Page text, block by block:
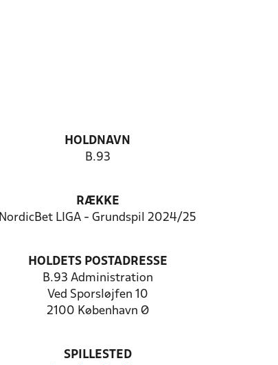
HOLDNAVN
B.93
RÆKKE
NordicBet LIGA - Grundspil 2024/25
HOLDETS POSTADRESSE
B.93 Administration
Ved Sporsløjfen 10
2100 København Ø
SPILLESTED